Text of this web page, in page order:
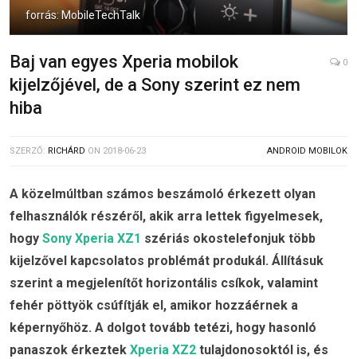
forrás: MobileTechTalk
Baj van egyes Xperia mobilok
kijelzőjével, de a Sony szerint ez nem
hiba
0
SZERZŐ: RICHÁRD ON 2018-06-23 ANDROID MOBILOK
A közelmúltban számos beszámoló érkezett olyan
felhasználók részéről, akik arra lettek figyelmesek,
hogy Sony Xperia XZ1 szériás okostelefonjuk több
kijelzővel kapcsolatos problémát produkál. Állításuk
szerint a megjelenítőt horizontális csíkok, valamint
fehér pöttyök csúfítják el, amikor hozzáérnek a
képernyőhöz. A dolgot tovább tetézi, hogy hasonló
panaszok érkeztek Xperia XZ2 tulajdonosoktól is, és